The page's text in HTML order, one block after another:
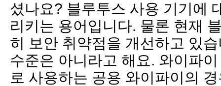
셨나요? 블루투스 사용 기기에
리키는 용어입니다. 물론 현재
히 보안 취약점을 개선하고 있
수준은 아니라고 해요. 와이파
로 사용하는 공용 와이파이의